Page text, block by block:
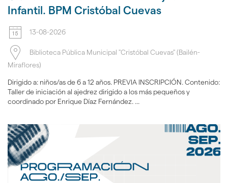
Infantil. BPM Cristóbal Cuevas
13-08-2026
Biblioteca Pública Municipal "Cristóbal Cuevas" (Bailén-
Miraflores)
Dirigido a: niños/as de 6 a 12 años. PREVIA INSCRIPCIÓN. Contenido:
Taller de iniciación al ajedrez dirigido a los más pequeños y
coordinado por Enrique Díaz Fernández. ...